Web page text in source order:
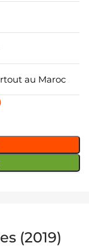
au Maroc
(2019)